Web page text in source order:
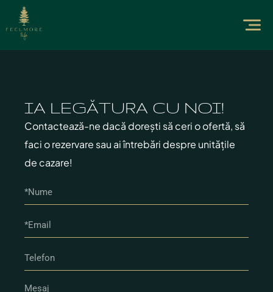
IA LEGĂTURA CU NOI!
Contactează-ne dacă dorești să ceri o ofertă, să
faci o rezervare sau ai întrebări despre unitățile
de cazare!